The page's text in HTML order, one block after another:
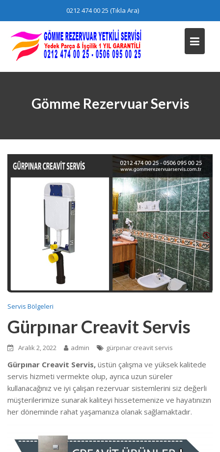
content
0212 474 00 25 (Tıkla Ara)
Gömme Rezervuar Servis
Servis Bölgeleri
Gürpınar Creavit Servis
Aralık 2, 2022 admin gürpınar creavit servis
Gürpınar Creavit Servis, üstün çalışma ve yüksek kalitede
servis hizmeti vermekte olup, ayrıca uzun süreler
kullanacağınız ve iyi çalışan rezervuar sistemlerini siz değerli
müşterilerimize sunarak kaliteyi hissetemenize ve hayatınızın
her döneminde rahat yaşamanıza olanak sağlamaktadır.